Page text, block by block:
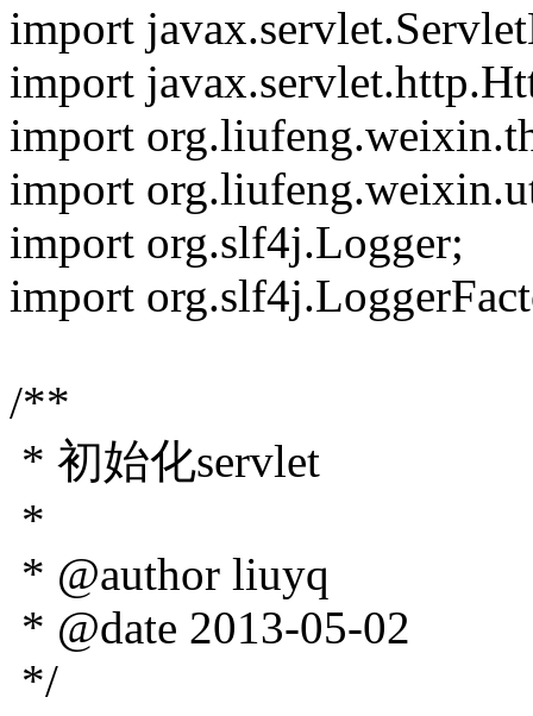
import
import
import
import
import org.slf4j.Logger;
import
/**
* 初始化servlet
*
* @author liuyq
* @date 2013-05-02
*/